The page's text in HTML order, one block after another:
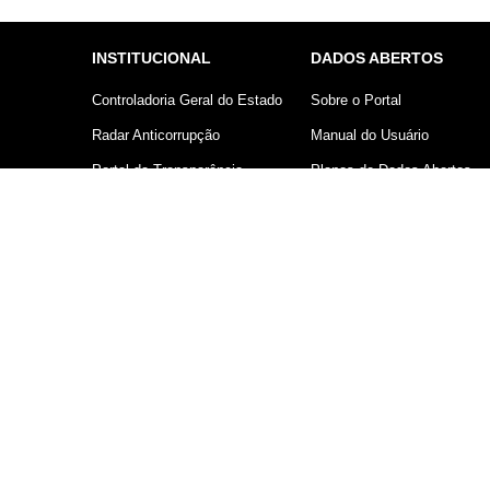
INSTITUCIONAL
Controladoria Geral do Estado
Radar Anticorrupção
Portal da Transparência
DADOS ABERTOS
Sobre o Portal
Manual do Usuário
Planos de Dados Abertos